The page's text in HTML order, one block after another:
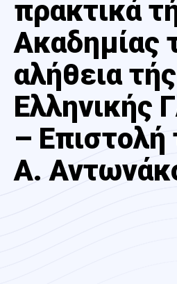
πρακτικά
Ακαδημίας
αλήθεια τής
Ελληνικής
– Επιστολή
Α.